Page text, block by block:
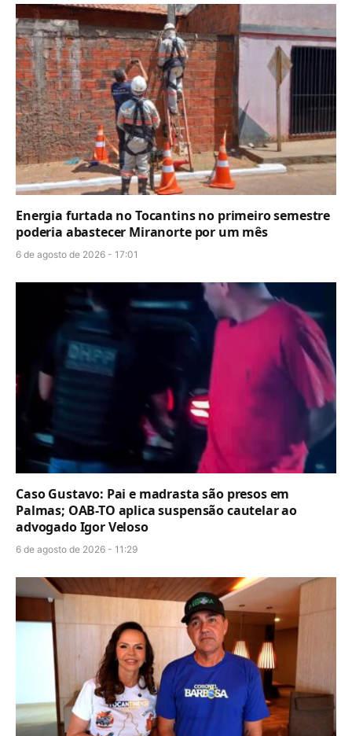
Energia furtada no Tocantins no primeiro semestre
poderia abastecer Miranorte por um mês
6 de agosto de 2026 - 17:01
Caso Gustavo: Pai e madrasta são presos em
Palmas; OAB-TO aplica suspensão cautelar ao
advogado Igor Veloso
6 de agosto de 2026 - 11:29